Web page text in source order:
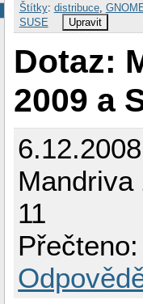
Štítky: distribuce,
SUSE
Upravit
Dotaz:
2009 a
Mandriva
11